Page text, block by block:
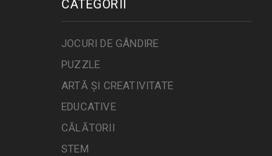
CATEGORII
JOCURI DE GÂNDIRE
PUZZLE
ARTĂ ȘI CREATIVITATE
EDUCATIVE
CĂLĂTORII
STEM